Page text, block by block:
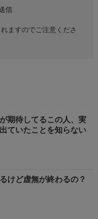
ますのでご注意くださ
期待してるこの人、実
ていたことを知らない
けど虚無が終わるの？